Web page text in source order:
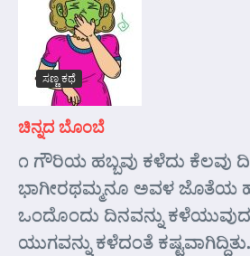
ಸಣ್ಣ ಕಥೆ
ಚಿನ್ನದ ಬೊಂಬೆ
೧ ಗೌರಿಯ ಹಬ್ಬವು ಕಳೆದು ಕೆಲವು
ಭಾಗೀರಥಮ್ಮನೂ ಅವಳ ಜೊತೆಯ
ಒಂದೊಂದು ದಿನವನ್ನು
ಯುಗವನ್ನು ಕಳೆದಂತೆ